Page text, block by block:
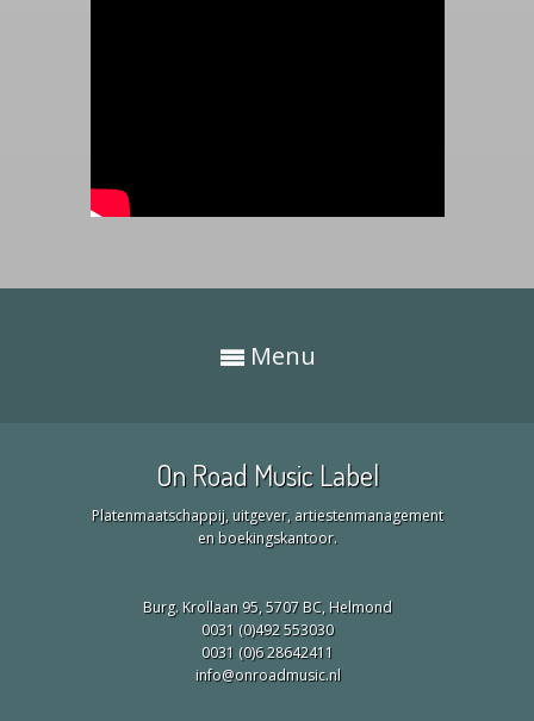
Menu
On Road Music Label
Platenmaatschappij, uitgever, artiestenmanagement
en boekingskantoor.
Burg. Krollaan 95, 5707 BC, Helmond
0031 (0)492 553030
0031 (0)6 28642411
info@onroadmusic.nl